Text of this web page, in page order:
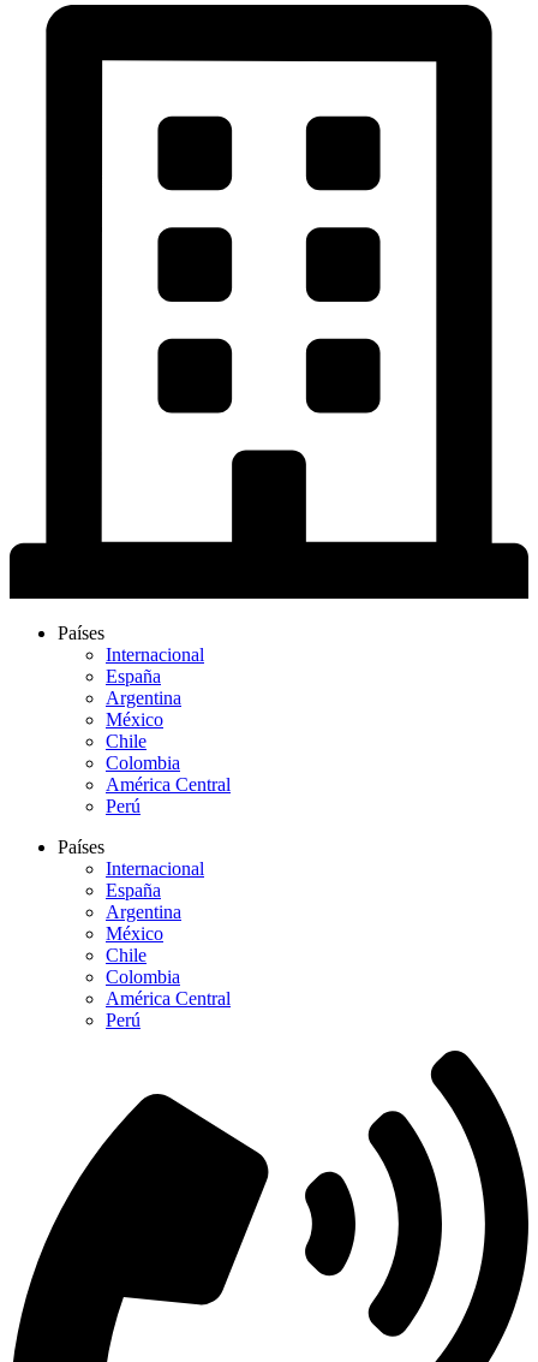
Países
Internacional
España
Argentina
México
Chile
Colombia
América Central
Perú
Países
Internacional
España
Argentina
México
Chile
Colombia
América Central
Perú